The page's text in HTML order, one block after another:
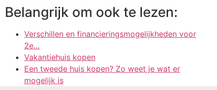
Belangrijk om ook te lezen:
Verschillen en financieringsmogelijkheden voor
2e…
Vakantiehuis kopen
Een tweede huis kopen? Zo weet je wat er
mogelijk is